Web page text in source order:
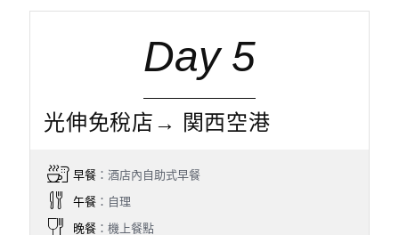
Day 5
光伸免稅店→ 関西空港
早餐：酒店內自助式早餐
午餐：自理
晚餐：機上餐點